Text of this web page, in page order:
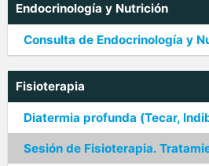
Endocrinología y Nutrición
Consulta de Endocrinología y
Fisioterapia
Diatermia profunda (Tecar,
Sesión de Fisioterapia.